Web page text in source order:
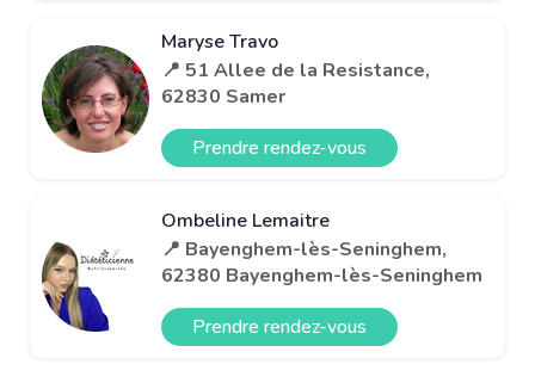
Maryse Travo
📍 51 Allee de la Resistance,
62830 Samer
Prendre rendez-vous
Ombeline Lemaitre
📍 Bayenghem-lès-Seninghem,
62380 Bayenghem-lès-Seninghem
Prendre rendez-vous